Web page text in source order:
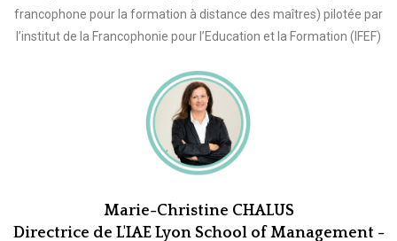
francophone pour la formation à distance des maîtres) pilotée par
l’institut de la Francophonie pour l’Education et la Formation (IFEF)
Marie-Christine CHALUS
Directrice de L'IAE Lyon School of Management -